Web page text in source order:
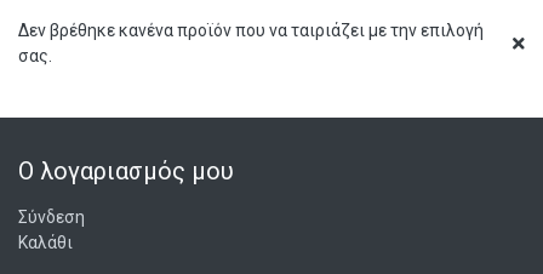
Δεν βρέθηκε κανένα προϊόν που να ταιριάζει με την επιλογή
σας.
Ο λογαριασμός μου
Σύνδεση
Καλάθι